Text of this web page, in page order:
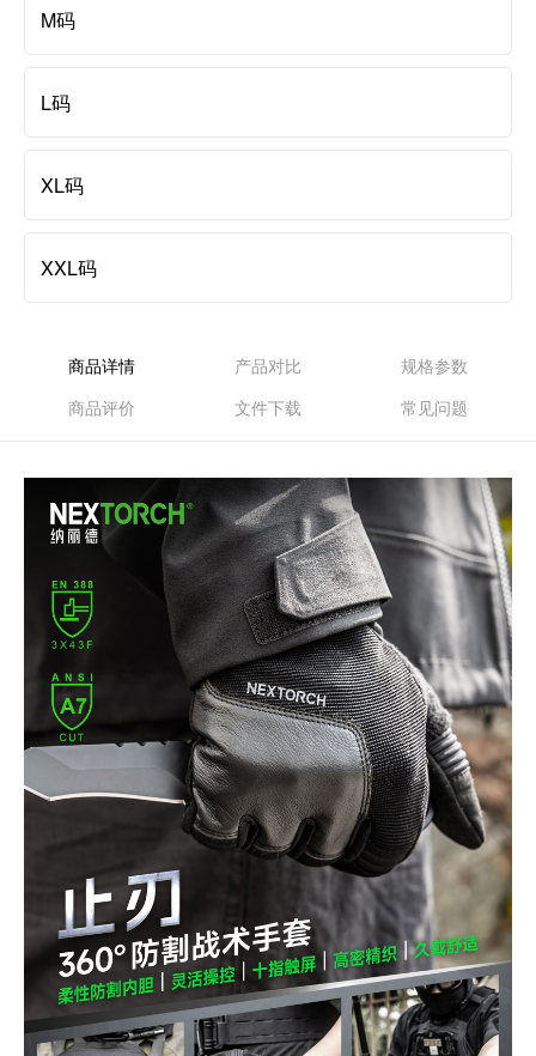
M码
L码
XL码
XXL码
商品详情 产品对比
规格参数
商品评价
文件下载 常见问题